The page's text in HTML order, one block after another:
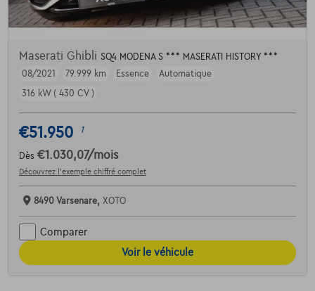
Maserati Ghibli SQ4 MODENA S *** MASERATI HISTORY ***
08/2021
79.999 km Essence
Automatique
316 kW ( 430 CV )
€51.950 1
Dès €1.030,07/mois
Découvrez l’exemple chiffré complet
8490 Varsenare, XOTO
Comparer
Voir le véhicule